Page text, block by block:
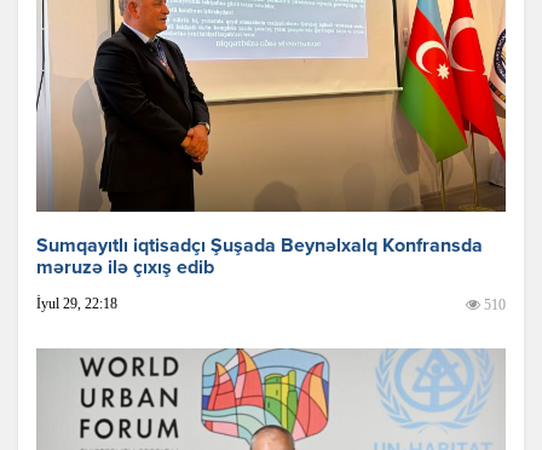
Sumqayıtlı iqtisadçı Şuşada Beynəlxalq Konfransda
məruzə ilə çıxış edib
İyul 29, 22:18 510